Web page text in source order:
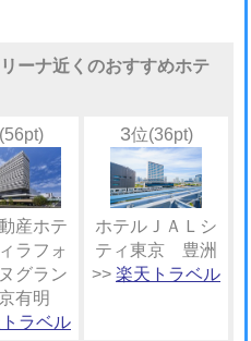
ーナ近くのおすすめホテ
産ホテ
ラフォ
グラン
有明
ラベル
3位(36pt)
ホテルＪＡＬシ
ティ東京 豊洲
>> 楽天トラベル